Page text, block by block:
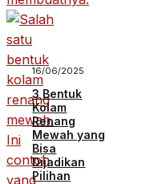
16/06/2025
3 Bentuk
Kolam
Renang
Mewah yang
Bisa
Dijadikan
Pilihan